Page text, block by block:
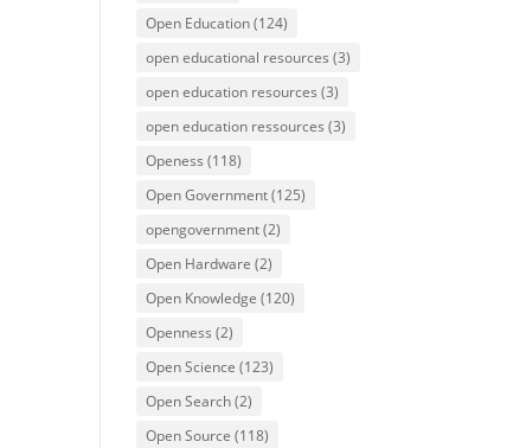
Open Education(124)
open educational resources (3)
open education resources (3)
open education ressources (3)
Openess (118)
Open Government(125)
opengovernment(2)
Open Hardware (2)
Open Knowledge (120)
Openness (2)
Open Science (123)
Open Search(2)
Open Source (118)